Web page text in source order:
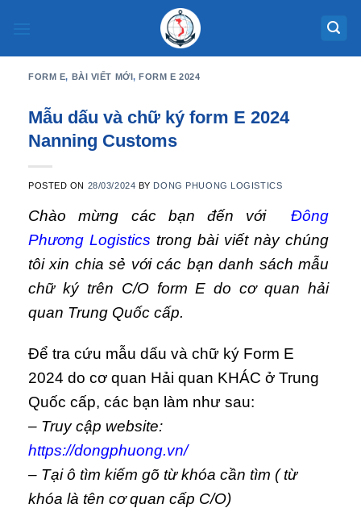
FORM E, BÀI VIẾT MỚI,FORM E 2024
Mẫu dấu và chữ ký form E 2024
Nanning Customs
POSTED ON 28/03/2024 BY DONG PHUONG LOGISTICS
Chào mừng các bạn đến với Đông
Phương Logistics trong bài viết này chúng
tôi xin chia sẻ với các bạn danh sách mẫu
chữ ký trên C/O form E do cơ quan hải
quan Trung Quốc cấp.
Để tra cứu mẫu dấu và chữ ký Form E
2024 do cơ quan Hải quan KHÁC ở Trung
Quốc cấp, các bạn làm như sau:
– Truy cập website:
https://dongphuong.vn/
– Tại ô tìm kiếm gõ từ khóa cần tìm ( từ
khóa là tên cơ quan cấp C/O)